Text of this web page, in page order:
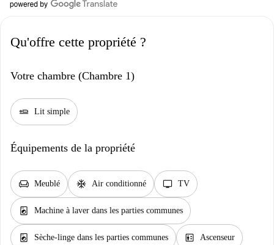
Qu'offre cette propriété ?
Votre chambre (Chambre 1)
airline_seat_flat Lit simple
Équipements de la propriété
chair Meublé ac_unit Air conditionné tv TV
local_laundry_service Machine à laver dans les parties communes
local_laundry_service Sèche-linge dans les parties communes elevator Ascenseur